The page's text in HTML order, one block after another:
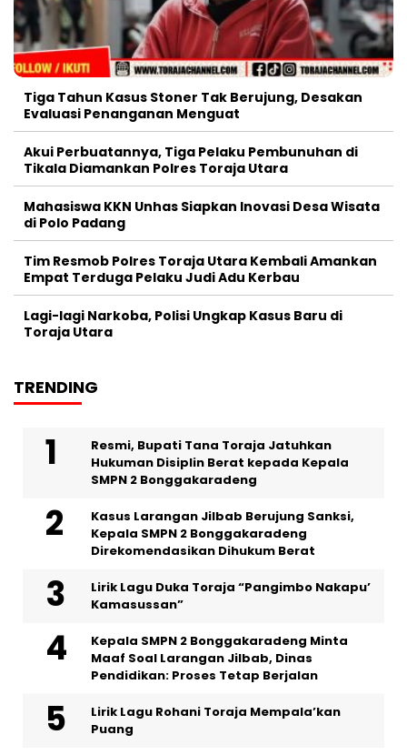
Tiga Tahun Kasus Stoner Tak Berujung, Desakan
Evaluasi Penanganan Menguat
Akui Perbuatannya, Tiga Pelaku Pembunuhan di
Tikala Diamankan Polres Toraja Utara
Mahasiswa KKN Unhas Siapkan Inovasi Desa Wisata
di Polo Padang
Tim Resmob Polres Toraja Utara Kembali Amankan
Empat Terduga Pelaku Judi Adu Kerbau
Lagi-lagi Narkoba, Polisi Ungkap Kasus Baru di
Toraja Utara
TRENDING
Resmi, Bupati Tana Toraja Jatuhkan
Hukuman Disiplin Berat kepada Kepala
SMPN 2 Bonggakaradeng
Kasus Larangan Jilbab Berujung Sanksi,
Kepala SMPN 2 Bonggakaradeng
Direkomendasikan Dihukum Berat
Lirik Lagu Duka Toraja “Pangimbo Nakapu’
Kamasussan”
Kepala SMPN 2 Bonggakaradeng Minta
Maaf Soal Larangan Jilbab, Dinas
Pendidikan: Proses Tetap Berjalan
Lirik Lagu Rohani Toraja Mempala’kan
Puang